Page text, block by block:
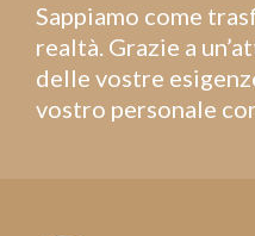
Sappiamo come
realtà. Grazie a
delle vostre
vostro personale